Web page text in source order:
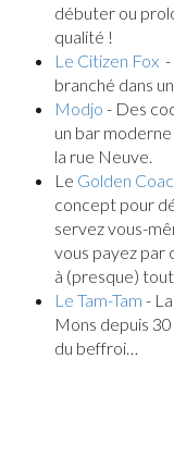
débuter ou
qualité !
Le Citizen Fox -
branché dans
Modjo - Des
un bar
la rue Neuve.
Le Golden
concept pour
servez vous-
vous payez par
à (presque)
Le Tam-Tam -
Mons depuis
du beffroi…